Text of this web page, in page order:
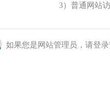
3）普通网站
如果您是网站管理员，请登